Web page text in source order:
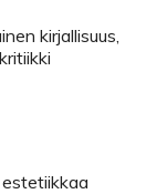
kirjallisuus,